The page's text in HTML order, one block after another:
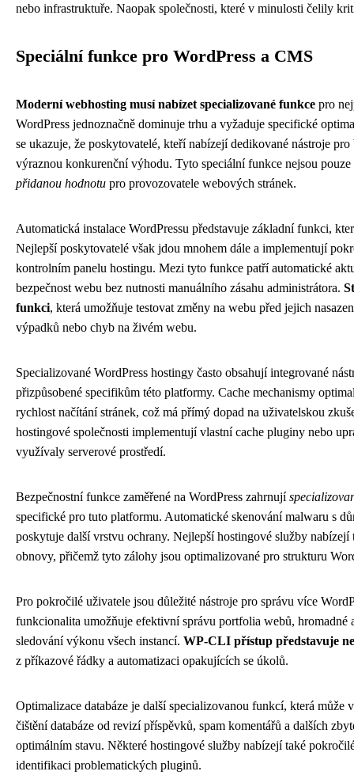
nebo infrastruktuře. Naopak společnosti, které v minulosti čelily
Speciální funkce pro WordPress a CMS
Moderní webhosting musí nabízet specializované funkce pro
WordPress jednoznačně dominuje trhu a vyžaduje specifické
se ukazuje, že poskytovatelé, kteří nabízejí dedikované nástroje
výraznou konkurenční výhodu. Tyto speciální funkce nejsou
přidanou hodnotu pro provozovatele webových stránek.
Automatická instalace WordPressu představuje základní funkci,
Nejlepší poskytovatelé však jdou mnohem dále a implementují
kontrolním panelu hostingu. Mezi tyto funkce patří automatické
bezpečnost webu bez nutnosti manuálního zásahu administrátora.
funkci, která umožňuje testovat změny na webu před jejich
výpadků nebo chyb na živém webu.
Specializované WordPress hostingy často obsahují integrované
přizpůsobené specifikům této platformy. Cache mechanismy
rychlost načítání stránek, což má přímý dopad na uživatelskou
hostingové společnosti implementují vlastní cache pluginy nebo
využívaly serverové prostředí.
Bezpečnostní funkce zaměřené na WordPress zahrnují
specifické pro tuto platformu. Automatické skenování malwaru s
poskytuje další vrstvu ochrany. Nejlepší hostingové služby
obnovy, přičemž tyto zálohy jsou optimalizované pro strukturu
Pro pokročilé uživatele jsou důležité nástroje pro správu více
funkcionalita umožňuje efektivní správu portfolia webů, hromadné
sledování výkonu všech instancí. WP-CLI přístup představuje
z příkazové řádky a automatizaci opakujících se úkolů.
Optimalizace databáze je další specializovanou funkcí, která
čištění databáze od revizí příspěvků, spam komentářů a dalších
optimálním stavu. Některé hostingové služby nabízejí také
identifikaci problematických pluginů.